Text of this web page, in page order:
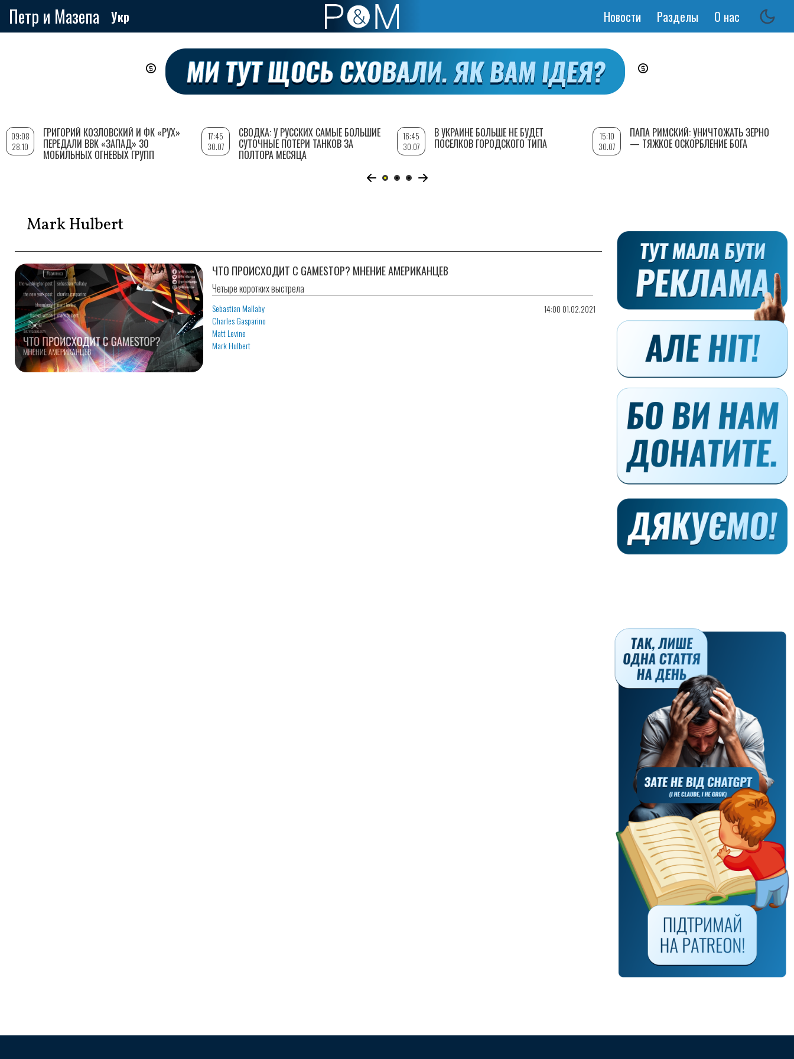
Петр и Мазепа Укр
Основная
Новости Разделы О нас
Mark Hulbert
ЧТО ПРОИСХОДИТ С GAMESTOP? МНЕНИЕ АМЕРИКАНЦЕВ
Четыре коротких выстрела
Sebastian Mallaby
Charles Gasparino
Matt Levine
Mark Hulbert
14:00 01.02.2021
09:08
28.10
ГРИГОРИЙ КОЗЛОВСКИЙ И ФК «РУХ»
ПЕРЕДАЛИ ВВК «ЗАПАД» 30
МОБИЛЬНЫХ ОГНЕВЫХ ГРУПП
17:45
30.07
СВОДКА: У РУССКИХ САМЫЕ БОЛЬШИЕ
СУТОЧНЫЕ ПОТЕРИ ТАНКОВ ЗА
ПОЛТОРА МЕСЯЦА
16:45
30.07
В УКРАИНЕ БОЛЬШЕ НЕ БУДЕТ
ПОСЕЛКОВ ГОРОДСКОГО ТИПА
15:10
30.07
ПАПА РИМСКИЙ: УНИЧТОЖАТЬ ЗЕРНО
— ТЯЖКОЕ ОСКОРБЛЕНИЕ БОГА